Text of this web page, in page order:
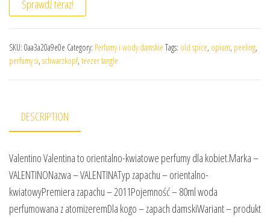
Sprawdź teraz!
SKU: 0aa3a20a9e0e Category: Perfumy i wody damskie Tags: old spice, opium, peeling,
perfumy si, schwarzkopf, teezer tangle
DESCRIPTION
Valentino Valentina to orientalno-kwiatowe perfumy dla kobiet.Marka –
VALENTINONazwa – VALENTINATyp zapachu – orientalno-
kwiatowyPremiera zapachu – 2011Pojemność – 80ml woda
perfumowana z atomizeremDla kogo – zapach damskiWariant – produkt